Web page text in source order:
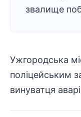
звалище
Ужгородська
поліцейським
винуватця